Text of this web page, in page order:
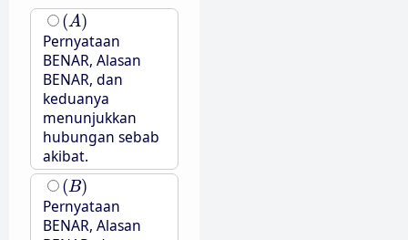
(A)
(A)
Pernyataan
BENAR, Alasan
BENAR, dan
keduanya
menunjukkan
hubungan sebab
akibat.
(B)
(B)
Pernyataan
BENAR, Alasan